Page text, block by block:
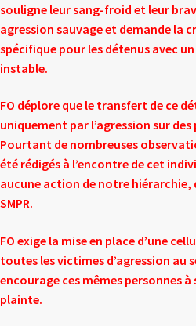
souligne leur sang-froid et leur
agression sauvage et demande la
spécifique pour les détenus avec
instable.
FO déplore que le transfert de ce
uniquement par l’agression sur
Pourtant de nombreuses
été rédigés à l’encontre de cet
aucune action de notre hiérarchie,
SMPR.
FO exige la mise en place d’une
toutes les victimes d’agression au
encourage ces mêmes personnes
plainte.